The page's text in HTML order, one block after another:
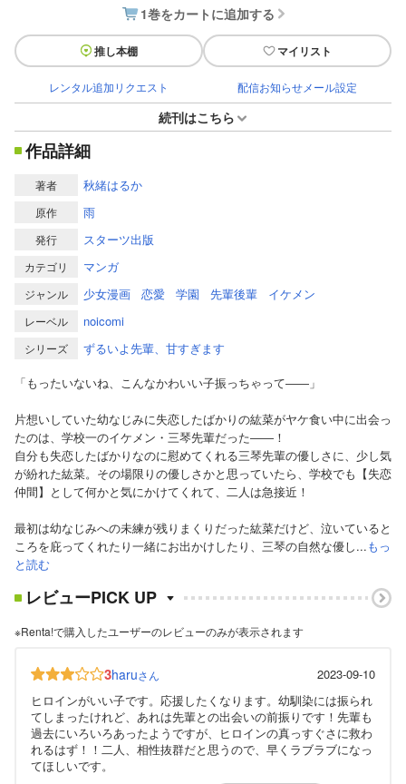
1巻をカートに追加する
推し本棚 マイリスト
レンタル追加リクエスト 配信お知らせメール設定
続刊はこちら
作品詳細
著者 秋緒はるか
原作 雨
発行 スターツ出版
カテゴリ マンガ
ジャンル 少女漫画 恋愛 学園 先輩後輩 イケメン
レーベル noicomi
シリーズ
ずるいよ先輩、甘すぎます
「もったいないね、こんなかわいい子振っちゃって――」
片想いしていた幼なじみに失恋したばかりの紘菜がヤケ食い中に出会っ
たのは、学校一のイケメン・三琴先輩だった――！
自分も失恋したばかりなのに慰めてくれる三琴先輩の優しさに、少し気
が紛れた紘菜。その場限りの優しさかと思っていたら、学校でも【失恋
仲間】として何かと気にかけてくれて、二人は急接近！
最初は幼なじみへの未練が残りまくりだった紘菜だけど、泣いていると
ころを庇ってくれたり一緒にお出かけしたり、三琴の自然な優し...もっ
と読む
レビューPICK UP
※Renta!で購入したユーザーのレビューのみが表示されます
3haruさん
2023-09-10
ヒロインがいい子です。応援したくなります。幼馴染には振られ
てしまったけれど、あれは先輩との出会いの前振りです！先輩も
過去にいろいろあったようですが、ヒロインの真っすぐさに救わ
れるはず！！二人、相性抜群だと思うので、早くラブラブになっ
てほしいです。